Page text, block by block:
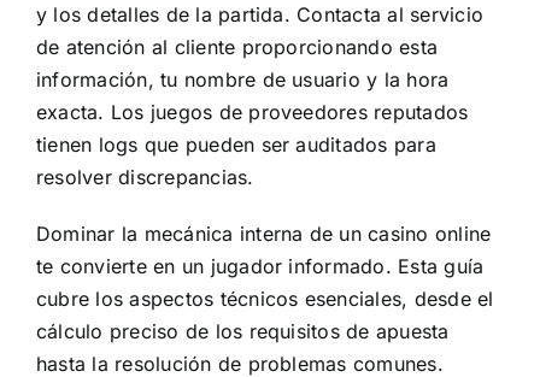
y los detalles de la partida. Contacta al servicio
de atención al cliente proporcionando esta
información, tu nombre de usuario y la hora
exacta. Los juegos de proveedores reputados
tienen logs que pueden ser auditados para
resolver discrepancias.
Dominar la mecánica interna de un casino online
te convierte en un jugador informado. Esta guía
cubre los aspectos técnicos esenciales, desde el
cálculo preciso de los requisitos de apuesta
hasta la resolución de problemas comunes.